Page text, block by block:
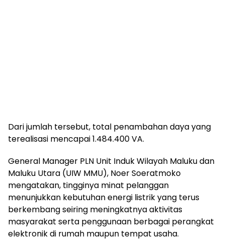
Dari jumlah tersebut, total penambahan daya yang
terealisasi mencapai 1.484.400 VA.
General Manager PLN Unit Induk Wilayah Maluku dan
Maluku Utara (UIW MMU), Noer Soeratmoko
mengatakan, tingginya minat pelanggan
menunjukkan kebutuhan energi listrik yang terus
berkembang seiring meningkatnya aktivitas
masyarakat serta penggunaan berbagai perangkat
elektronik di rumah maupun tempat usaha.